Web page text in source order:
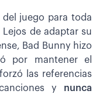
del juego para toda
de adaptar su
Bad Bunny hizo
por mantener el
las referencias
y nunca